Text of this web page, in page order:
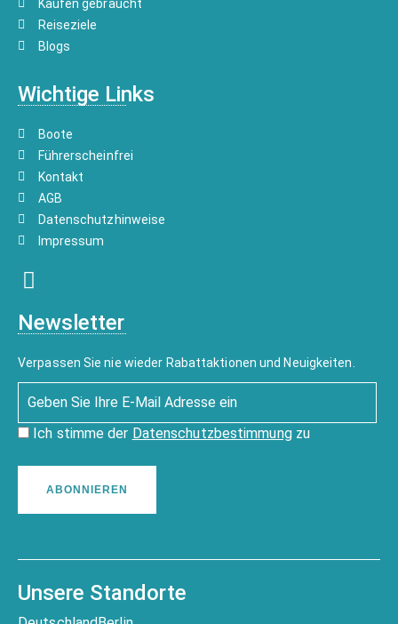
Kaufen gebraucht
Reiseziele
Blogs
Wichtige Links
Boote
Führerscheinfrei
Kontakt
AGB
Datenschutzhinweise
Impressum
Newsletter
Verpassen Sie nie wieder Rabattaktionen und Neuigkeiten.
Ich stimme der Datenschutzbestimmungzu
ABONNIEREN
Unsere Standorte